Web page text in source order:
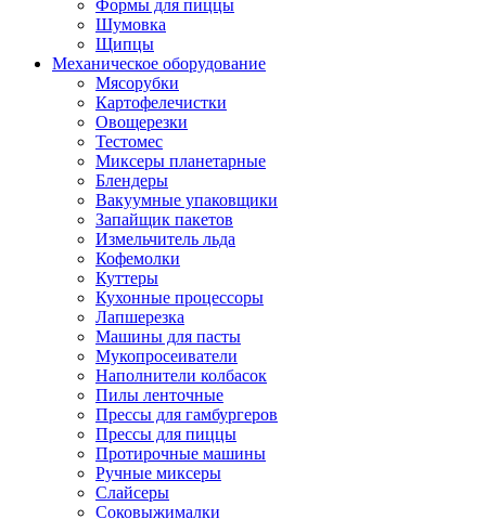
Формы для пиццы
Шумовка
Щипцы
Механическое оборудование
Мясорубки
Картофелечистки
Овощерезки
Тестомес
Миксеры планетарные
Блендеры
Вакуумные упаковщики
Запайщик пакетов
Измельчитель льда
Кофемолки
Куттеры
Кухонные процессоры
Лапшерезка
Машины для пасты
Мукопросеиватели
Наполнители колбасок
Пилы ленточные
Прессы для гамбургеров
Прессы для пиццы
Протирочные машины
Ручные миксеры
Слайсеры
Соковыжималки